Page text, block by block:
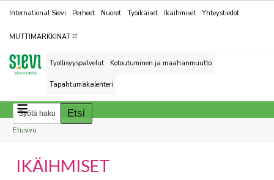
Kohderyhmät
International Sievi Perheet Nuoret Työikäiset Ikäihmiset Yhteystiedot
MUTTIMARKKINAT
Työllisyyspalvelut Kotoutuminen ja maahanmuutto
Tapahtumakalenteri
Breadcrumbs
You
here:
Etusivu
IKÄIHMISET